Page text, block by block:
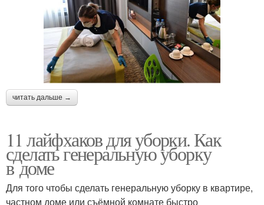
читать дальше →
11 лайфхаков для уборки. Как
сделать генеральную уборку
в доме
Для того чтобы сделать генеральную уборку в квартире,
частном доме или съёмной комнате быстро